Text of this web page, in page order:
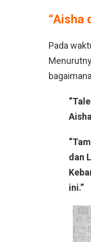
“Aisha
Pada
dan
ini.”
V